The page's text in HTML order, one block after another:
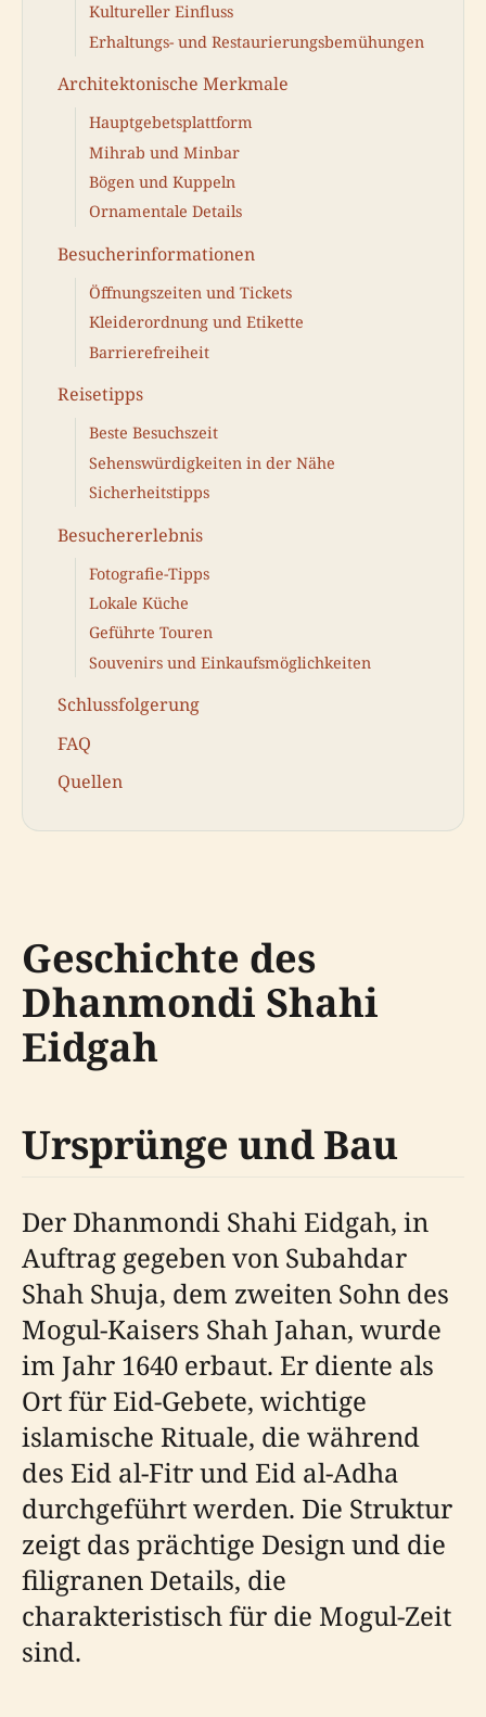
Kultureller Einfluss
Erhaltungs- und Restaurierungsbemühungen
Architektonische Merkmale
Hauptgebetsplattform
Mihrab und Minbar
Bögen und Kuppeln
Ornamentale Details
Besucherinformationen
Öffnungszeiten und Tickets
Kleiderordnung und Etikette
Barrierefreiheit
Reisetipps
Beste Besuchszeit
Sehenswürdigkeiten in der Nähe
Sicherheitstipps
Besuchererlebnis
Fotografie-Tipps
Lokale Küche
Geführte Touren
Souvenirs und Einkaufsmöglichkeiten
Schlussfolgerung
FAQ
Quellen
Geschichte des
Dhanmondi Shahi
Eidgah
Ursprünge und Bau
Der Dhanmondi Shahi Eidgah, in
Auftrag gegeben von Subahdar
Shah Shuja, dem zweiten Sohn des
Mogul-Kaisers Shah Jahan, wurde
im Jahr 1640 erbaut. Er diente als
Ort für Eid-Gebete, wichtige
islamische Rituale, die während
des Eid al-Fitr und Eid al-Adha
durchgeführt werden. Die Struktur
zeigt das prächtige Design und die
filigranen Details, die
charakteristisch für die Mogul-Zeit
sind.